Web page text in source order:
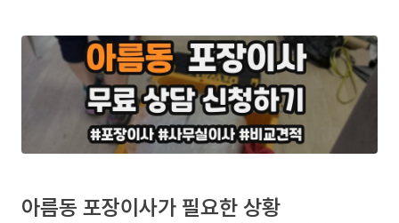
아름동 포장이사가 필요한 상황